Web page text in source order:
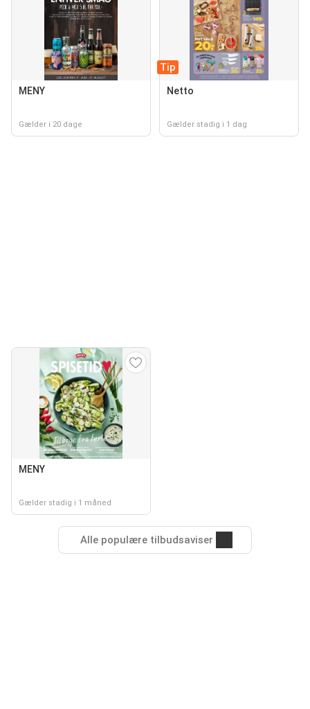
MENY
Gælder i 20 dage
Tip
Netto
Gælder stadig i 1 dag
MENY
Gælder stadig i 1 måned
Alle populære tilbudsaviser